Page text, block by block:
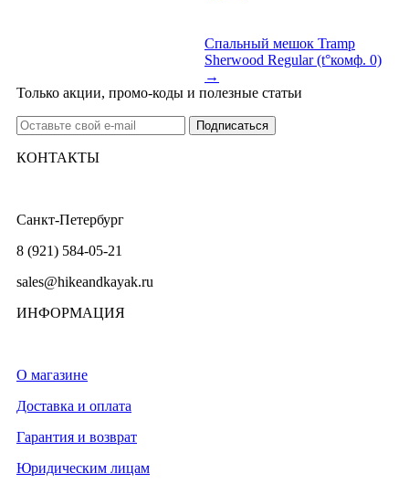
Спальный мешок Tramp
Sherwood Regular (t°комф. 0)
→
Только акции, промо-коды и полезные статьи
КОНТАКТЫ
Санкт-Петербург
8 (921) 584-05-21
sales@hikeandkayak.ru
ИНФОРМАЦИЯ
О магазине
Доставка и оплата
Гарантия и возврат
Юридическим лицам